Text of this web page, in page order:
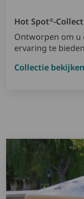
Hot Spot®-
Ontworpen om u
ervaring te
Collectie bekijken